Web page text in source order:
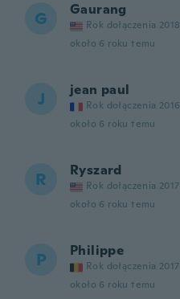
G Gaurang
Rok dołączenia 2018
około 6 roku temu
J jean paul
Rok dołączenia 2016
około 6 roku temu
R Ryszard
Rok dołączenia 2017
około 6 roku temu
P Philippe
Rok dołączenia 2017
około 6 roku temu